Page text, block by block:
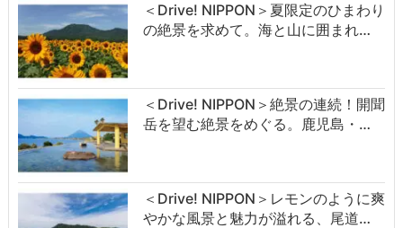
＜Drive! NIPPON＞夏限定のひまわり
の絶景を求めて。海と山に囲まれ…
＜Drive! NIPPON＞絶景の連続！開聞
岳を望む絶景をめぐる。鹿児島・…
＜Drive! NIPPON＞レモンのように爽
やかな風景と魅力が溢れる、尾道…